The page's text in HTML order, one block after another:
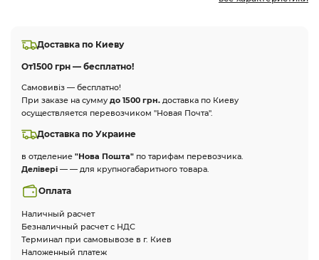
Доставка по Киеву
От1500 грн — бесплатно!
Самовивіз — бесплатно!
При заказе на сумму до 1500 грн. доставка по Киеву
осуществляется перевозчиком "Новая Почта".
Доставка по Украине
в отделение "Нова Пошта" по тарифам перевозчика.
Делівері — — для крупногабаритного товара.
Оплата
Наличный расчет
Безналичный расчет с НДС
Терминал при самовывозе в г. Киев
Наложенный платеж